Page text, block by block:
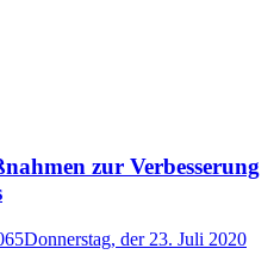
zur Verbesserung
Donnerstag, der 23. Juli 2020